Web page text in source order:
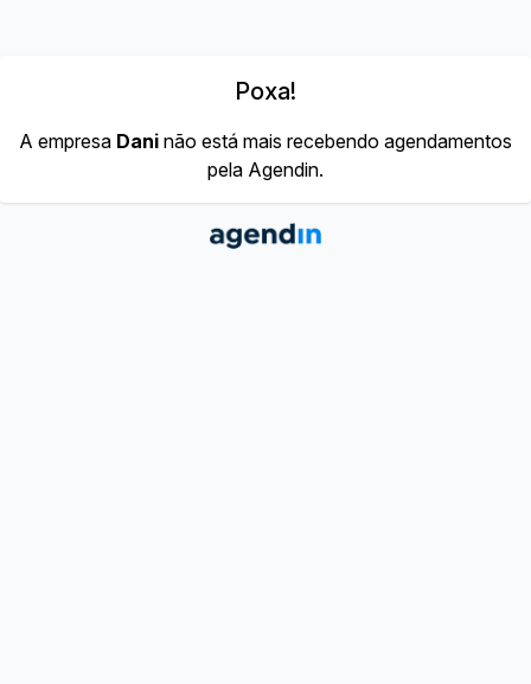
Poxa!
A empresa Dani não está mais recebendo agendamentos
pela Agendin.